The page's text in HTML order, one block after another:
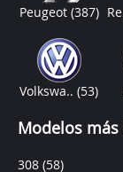
Peugeot (387)
Volkswa..(53)
Modelos
308 (58)